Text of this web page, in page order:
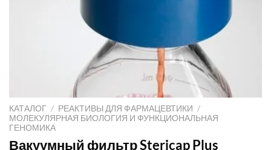
КАТАЛОГ / РЕАКТИВЫ ДЛЯ ФАРМАЦЕВТИКИ /
МОЛЕКУЛЯРНАЯ БИОЛОГИЯ И ФУНКЦИОНАЛЬНАЯ
ГЕНОМИКА
Вакуумный фильтр Stericap Plus